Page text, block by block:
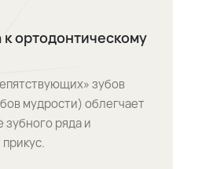
к ортодонтическому
зубов
мудрости) облегчает
зубного ряда и